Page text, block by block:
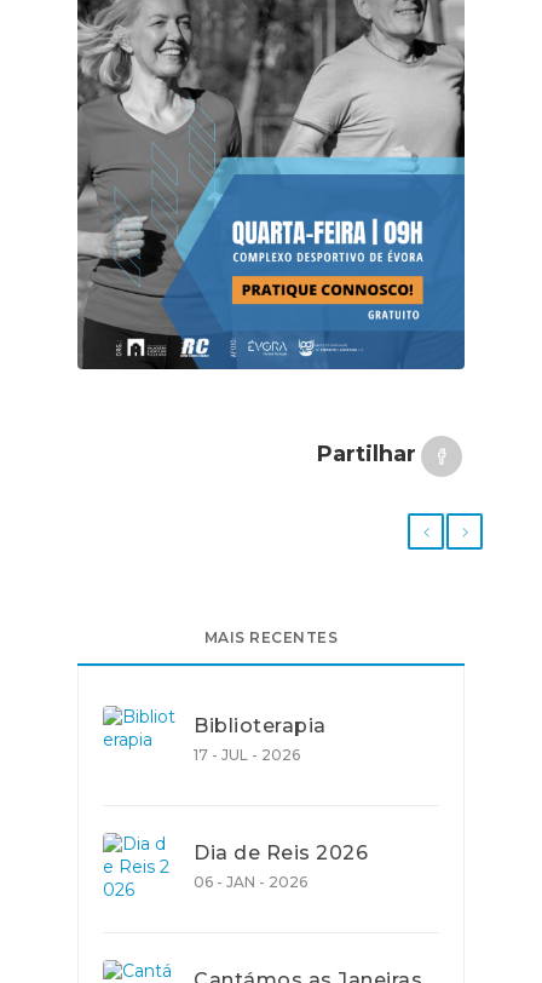
Partilhar
MAIS RECENTES
Biblioterapia
17 - JUL - 2026
Dia de Reis 2026
06 - JAN - 2026